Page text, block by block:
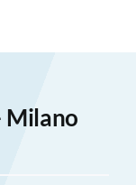
Milano